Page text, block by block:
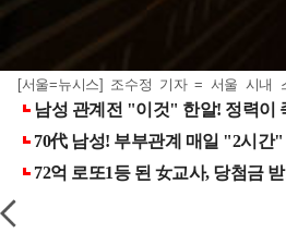
[서울=뉴시스] 조수정 기자 = 서울 시내